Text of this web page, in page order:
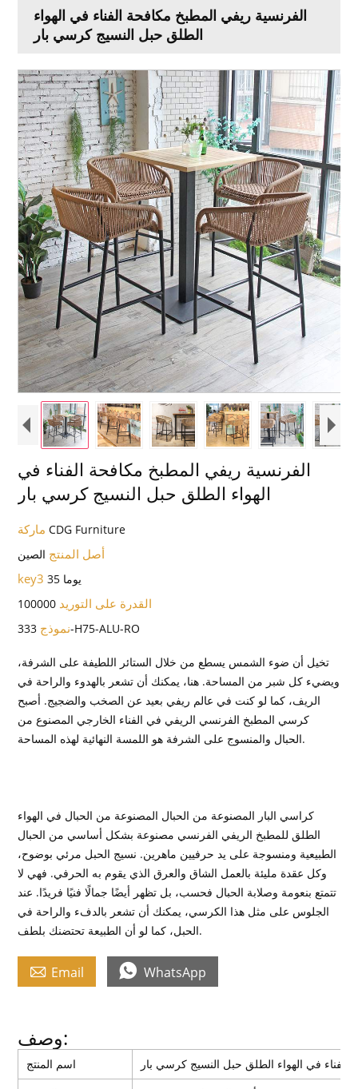
الفرنسية ريفي المطبخ مكافحة الفناء في الهواء
الطلق حبل النسيج كرسي بار
الفرنسية ريفي المطبخ مكافحة الفناء في
الهواء الطلق حبل النسيج كرسي بار
ماركةCDG Furniture
أصل المنتج الصين
key3 35 يوما
القدرة على التوريد 100000
نموذج333-H75-ALU-RO
تخيل أن ضوء الشمس يسطع من خلال الستائر اللطيفة على الشرفة،
ويضيء كل شبر من المساحة. هنا، يمكنك أن تشعر بالهدوء والراحة في
الريف، كما لو كنت في عالم ريفي بعيد عن الصخب والضجيج. أصبح
كرسي المطبخ الفرنسي الريفي في الفناء الخارجي المصنوع من
الحبال والمنسوج على الشرفة هو اللمسة النهائية لهذه المساحة.
كراسي البار المصنوعة من الحبال المصنوعة من الحبال في الهواء
الطلق للمطبخ الريفي الفرنسي مصنوعة بشكل أساسي من الحبال
الطبيعية ومنسوجة على يد حرفيين ماهرين. نسيج الحبل مرئي بوضوح،
وكل عقدة مليئة بالعمل الشاق والعرق الذي يقوم به الحرفي. فهي لا
تتمتع بنعومة وصلابة الحبال فحسب، بل تظهر أيضًا جمالًا فنيًا فريدًا. عند
الجلوس على مثل هذا الكرسي، يمكنك أن تشعر بالدفء والراحة في
الحبل، كما لو أن الطبيعة تحتضنك بلطف.
 Email  WhatsApp
وصف:
اسم المنتج
في الهواء الطلق حبل النسيج كرسي بار